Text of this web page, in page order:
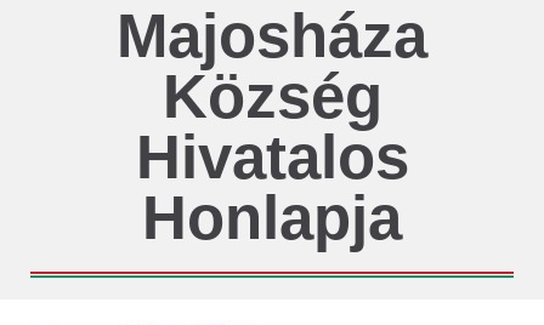
Majosháza
Község
Hivatalos
Honlapja